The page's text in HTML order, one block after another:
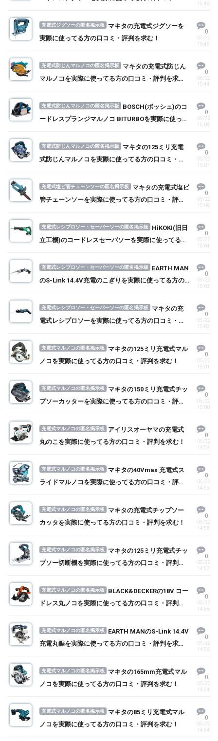
15:46
充電式ジグソーの匿名掲示板
マキタの充電式ジグソーを
実際に使ってる方の口コミ・評判を求む！
0
05/22
15:45
充電式防じんマルノコの匿名掲示板
マキタの充電式防じん
マルノコを実際に使ってる方の口コミ・評判を求
0
05/22
15:44
充電式防じんマルノコの匿名掲示板
BOSCH(ボッシュ)のコ
ードレスプランジマルノコ BITURBOを実際に使って
0
05/22
15:08
充電式防じんマルノコの匿名掲示板
マキタの125ミリ充電
式防じんマルノコを実際に使ってる方の口コミ・評
0
05/22
15:07
充電式塩ビ管チェーンソーの匿名掲示板
マキタの充電式塩ビ
管チェーンソーを実際に使ってる方の口コミ・評判
0
05/22
15:06
充電式レシプロソー・セーバーソーの匿名掲示板
HiKOKI(旧日
立工機)のコードレスセーバソーを実際に使ってる方
0
05/22
15:04
充電式レシプロソー・セーバーソーの匿名掲示板
EARTH MAN
のS-Link 14.4V充電のこぎりを実際に使ってる方の
0
05/22
15:03
充電式レシプロソー・セーバーソーの匿名掲示板
マキタの充
電式レシプロソーを実際に使ってる方の口コミ・評
0
05/22
15:02
充電式マルノコの匿名掲示板
マキタの125ミリ充電式マル
ノコを実際に使ってる方の口コミ・評判を求む！
0
05/22
15:01
充電式マルノコの匿名掲示板
マキタの150ミリ充電式チッ
プソーカッターを実際に使ってる方の口コミ・評判
0
05/22
15:00
充電式マルノコの匿名掲示板
アイリスオーヤマの充電式
丸のこを実際に使ってる方の口コミ・評判を求む！
0
05/22
14:59
充電式マルノコの匿名掲示板
マキタの40Vmax 充電式ス
ライドマルノコを実際に使ってる方の口コミ・評判
0
05/22
14:59
充電式マルノコの匿名掲示板
マキタの充電式チップソー
カッタを実際に使ってる方の口コミ・評判を求む！
0
05/22
14:58
充電式マルノコの匿名掲示板
マキタの125ミリ充電式チッ
プソー切断機を実際に使ってる方の口コミ・評判を
0
05/22
14:57
充電式マルノコの匿名掲示板
BLACK&DECKERの18V コー
ドレス丸ノコを実際に使ってる方の口コミ・評判を
0
05/22
14:56
充電式マルノコの匿名掲示板
EARTH MANのS-Link 14.4V
充電丸鋸を実際に使ってる方の口コミ・評判を求
0
05/22
14:56
充電式マルノコの匿名掲示板
マキタの165mm充電式マル
ノコを実際に使ってる方の口コミ・評判を求む！
0
05/22
14:54
充電式マルノコの匿名掲示板
マキタの85ミリ充電式マル
ノコを実際に使ってる方の口コミ・評判を求む！
0
05/22
14:54